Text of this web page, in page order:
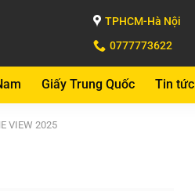
TPHCM-Hà Nội
0777773622
Giấy Trung Quốc Tin tức
VIEW 2025